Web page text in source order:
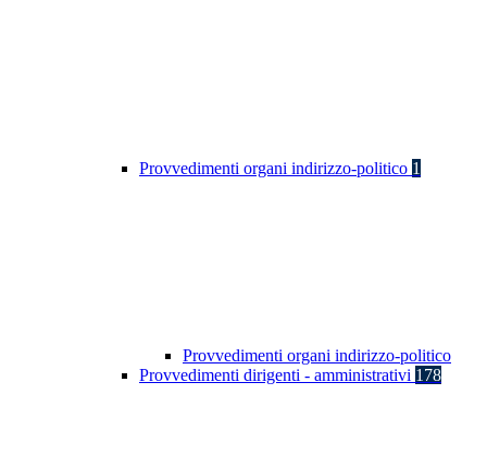
Provvedimenti organi indirizzo-politico 1
Provvedimenti organi indirizzo-politico
Provvedimenti dirigenti - amministrativi 178